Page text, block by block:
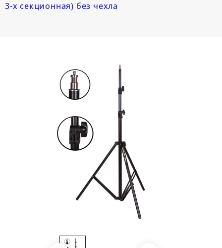
3-х секционная) без чехла